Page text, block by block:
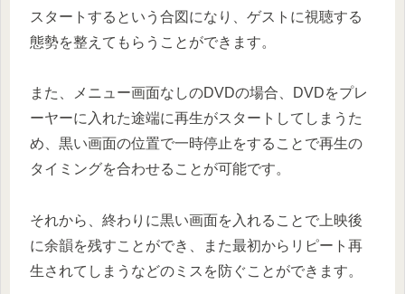
スタートするという合図になり、ゲストに視聴する
態勢を整えてもらうことができます。
また、メニュー画面なしのDVDの場合、DVDをプレ
ーヤーに入れた途端に再生がスタートしてしまうた
め、黒い画面の位置で一時停止をすることで再生の
タイミングを合わせることが可能です。
それから、終わりに黒い画面を入れることで上映後
に余韻を残すことができ、また最初からリピート再
生されてしまうなどのミスを防ぐことができます。